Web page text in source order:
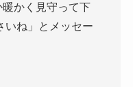
かく見守って下
いね」とメッセー